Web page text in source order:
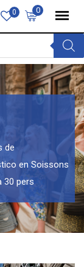
0
0
de
en Soissons
30 pers